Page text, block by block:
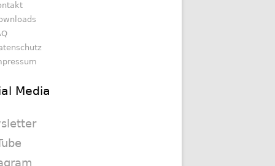
Media